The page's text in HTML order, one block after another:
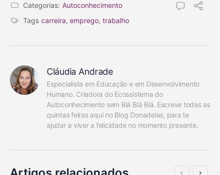
Categorias: Autoconhecimento
Tags carreira, emprego, trabalho
Cláudia Andrade
Especialista em Educação e em Desenvolvimento
Humano. Criadora do Ecossistema do
Autoconhecimento sem Blá Blá Blá. Escreve todas as
quintas feiras aqui no Blog Donadelas, para te
ajudar a viver a felicidade no momento presente.